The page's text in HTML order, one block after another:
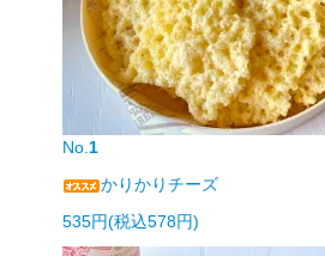
No.1
かりかりチーズ
535円(税込578円)